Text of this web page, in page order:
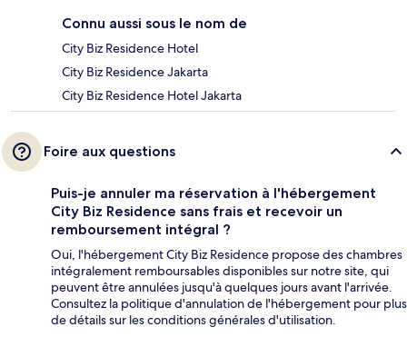
Connu aussi sous le nom de
City Biz Residence Hotel
City Biz Residence Jakarta
City Biz Residence Hotel Jakarta
Foire aux questions
Puis-je annuler ma réservation à l'hébergement
City Biz Residence sans frais et recevoir un
remboursement intégral ?
Oui, l'hébergement City Biz Residence propose des chambres
intégralement remboursables disponibles sur notre site, qui
peuvent être annulées jusqu'à quelques jours avant l'arrivée.
Consultez la politique d'annulation de l'hébergement pour plus
de détails sur les conditions générales d'utilisation.